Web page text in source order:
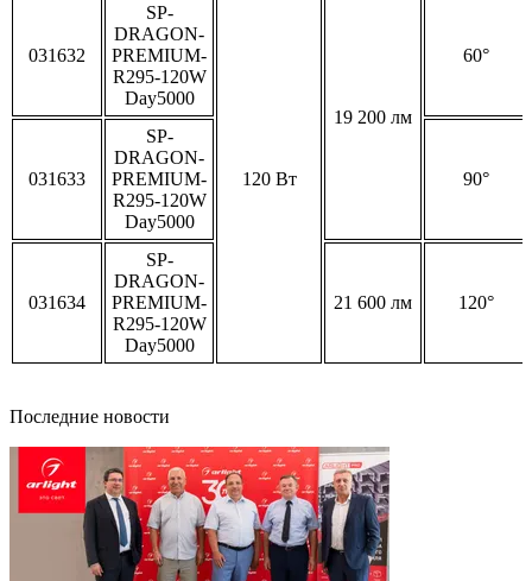
031632
SP-
DRAGON-
PREMIUM-
R295-120W
Day5000
120 Вт
19 200 лм
60°
031633
SP-
DRAGON-
PREMIUM-
R295-120W
Day5000
90°
031634
SP-
DRAGON-
PREMIUM-
R295-120W
Day5000
21 600 лм 120°
Последние новости